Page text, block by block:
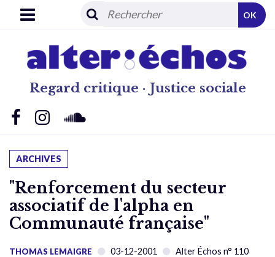
Regard critique · Justice sociale
OK
ARCHIVES
"Renforcement du secteur
associatif de l'alpha en
Communauté française"
THOMAS LEMAIGRE 03-12-2001 Alter Échos n° 110